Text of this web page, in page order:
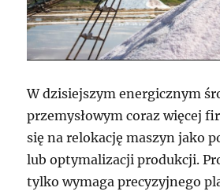
W dzisiejszym energicznym
przemysłowym coraz więcej
się na relokację maszyn jako
lub optymalizacji produkcji.
tylko wymaga precyzyjnego